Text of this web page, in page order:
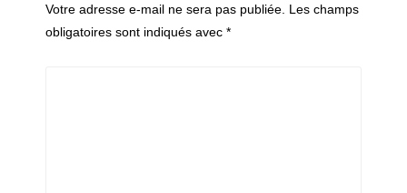
Votre adresse e-mail ne sera pas publiée. Les champs
obligatoires sont indiqués avec *